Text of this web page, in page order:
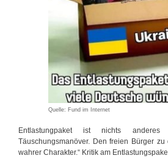
Quelle: Fund im Internet
Entlastungpaket ist nichts
Täuschungsmanöver. Den freien Bürger
wahrer Charakter.“ Kritik am